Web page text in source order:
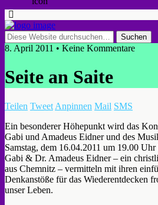
8. April 2011 • Keine Kommentare
Seite an Saite
Teilen Tweet Anpinnen Mail SMS
Ein besonderer Höhepunkt wird das
Gabi und Amadeus Eidner und des
Samstag, dem 16.04.2011 um 19.00
Gabi & Dr. Amadeus Eidner – ein
aus Chemnitz – vermitteln mit ihren
Denkanstöße für das Wiederentdecken
unser Leben.